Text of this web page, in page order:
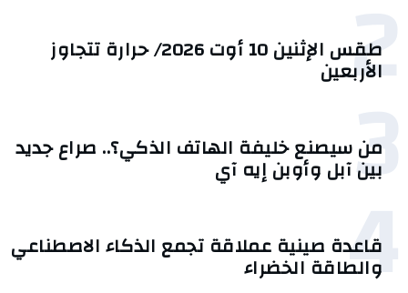
2 طقس الإثنين 10 أوت 2026/ حرارة تتجاوز
الأربعين
3
من سيصنع خليفة الهاتف الذكي؟.. صراع جديد
بين آبل وأوبن إيه آي
4
قاعدة صينية عملاقة تجمع الذكاء الاصطناعي
والطاقة الخضراء